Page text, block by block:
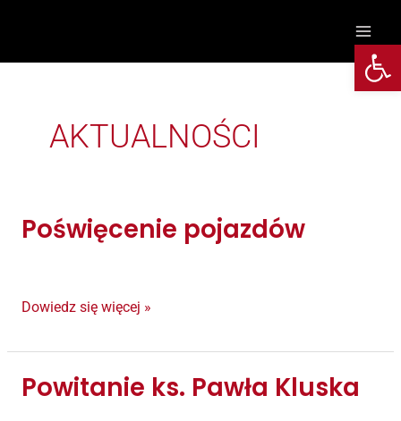
AKTUALNOŚCI
Poświęcenie pojazdów
Poświęcenie
Dowiedz się więcej »
Powitanie ks. Pawła Kluska
Powitanie